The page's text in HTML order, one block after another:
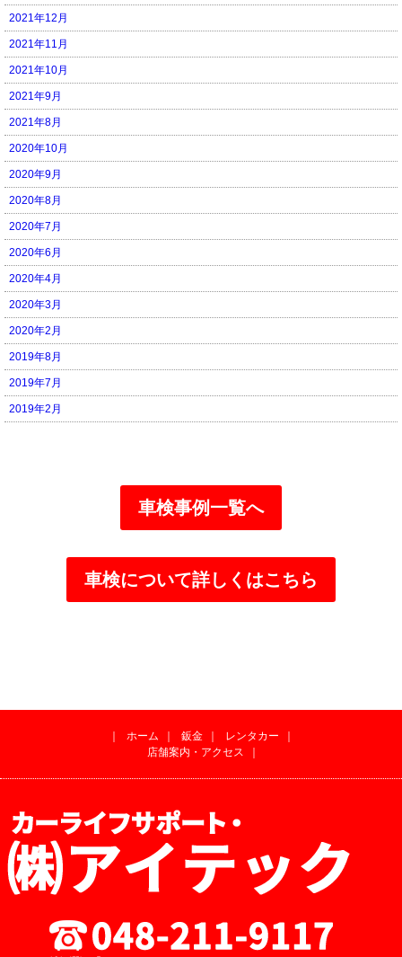
2021年12月
2021年11月
2021年10月
2021年9月
2021年8月
2020年10月
2020年9月
2020年8月
2020年7月
2020年6月
2020年4月
2020年3月
2020年2月
2019年8月
2019年7月
2019年2月
車検事例一覧へ
車検について詳しくはこちら
ホーム 鈑金 レンタカー
店舗案内・アクセス